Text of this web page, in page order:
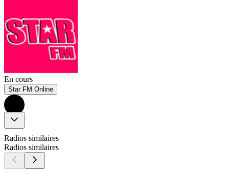
En cours
Star FM Online
Radios similaires
Radios similaires